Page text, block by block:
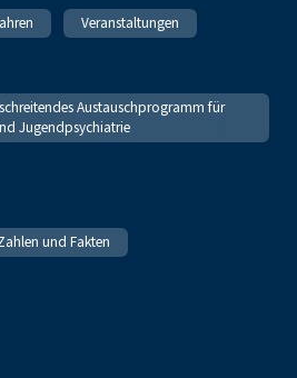
Veranstaltungen
Austauschprogramm für
Jugendpsychiatrie
und Fakten